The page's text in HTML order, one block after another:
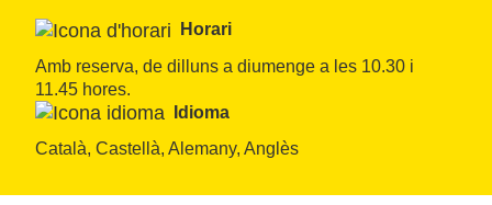
Horari
Amb reserva, de dilluns a diumenge a les 10.30 i
11.45 hores.
Idioma
Català, Castellà, Alemany, Anglès